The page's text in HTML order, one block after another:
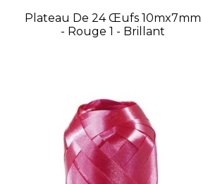
Plateau De 24 Œufs 10mx7mm
- Rouge 1 - Brillant